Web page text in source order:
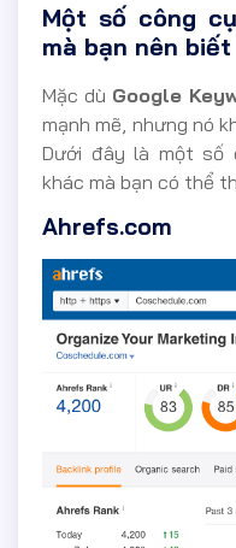
Một số công
mà bạn nên biết
Mặc dù Google
mạnh mẽ, nhưng nó
Dưới đây là một số
khác mà bạn có thể
Ahrefs.com